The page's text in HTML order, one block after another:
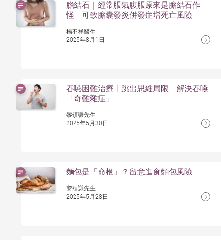
膽結石｜經常脹氣腹脹原來是膽結石作
怪 可致膽囊發炎併發症增死亡風險
楊丕祥醫生
2025年8月1日
吞嚥困難治療丨跳出思維局限 解決吞嚥
「奇難雜症」
黎頌謙先生
2025年5月30日
麵包是「命根」？留意進食麵包風險
黎頌謙先生
2025年5月28日